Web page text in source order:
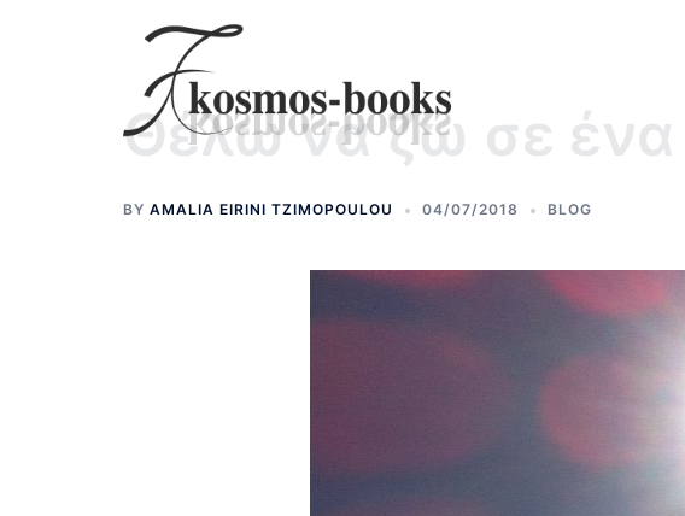
Θέλω να ζω σε
BY AMALIA EIRINI TZIMOPOULOU 04/07/2018 BLOG